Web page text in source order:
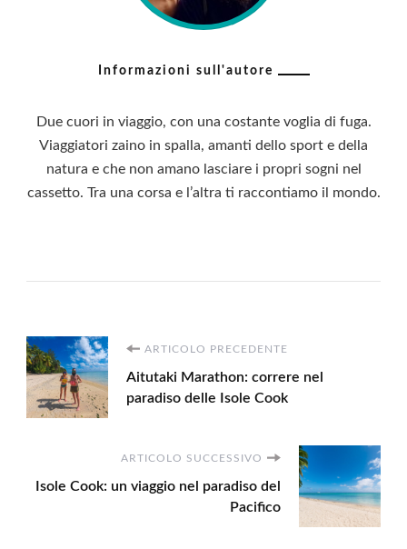
Informazioni sull'autore
Due cuori in viaggio, con una costante voglia di fuga.
Viaggiatori zaino in spalla, amanti dello sport e della
natura e che non amano lasciare i propri sogni nel
cassetto. Tra una corsa e l’altra ti raccontiamo il mondo.
Navigazione
articoli
ARTICOLO PRECEDENTE
Aitutaki Marathon: correre nel
paradiso delle Isole Cook
ARTICOLO SUCCESSIVO
Isole Cook: un viaggio nel paradiso del
Pacifico